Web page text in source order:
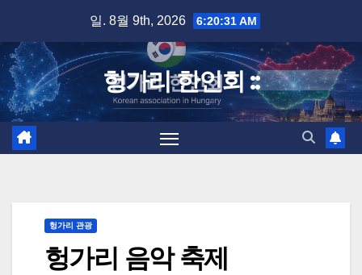
content
일. 8월 9th, 2026 6:20:32 AM
헝가리 한인회 ::
헝가리 관광
헝가리 음악 축제